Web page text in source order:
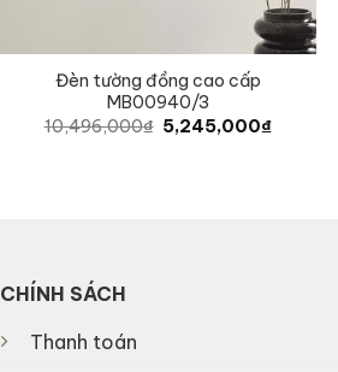
Đèn tường đồng cao cấp
MB00940/3
10,496,000₫ Original
5,245,000₫Current
CHÍNH SÁCH
Thanh toán